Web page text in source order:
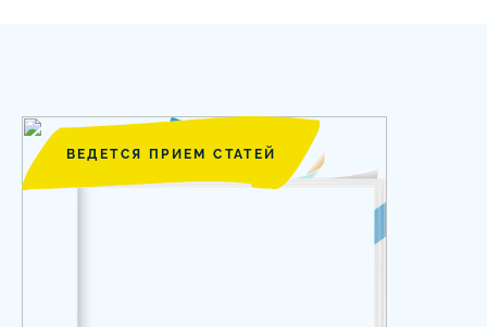
ВЕДЕТСЯ ПРИЕМ СТАТЕЙ